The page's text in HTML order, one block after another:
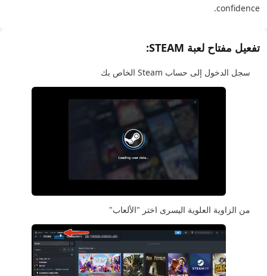
confidence.
تفعيل مفتاح لعبة STEAM:
سجل الدخول إلى حساب Steam الخاص بك
من الزاوية العلوية اليسرى اختر "الألعاب"